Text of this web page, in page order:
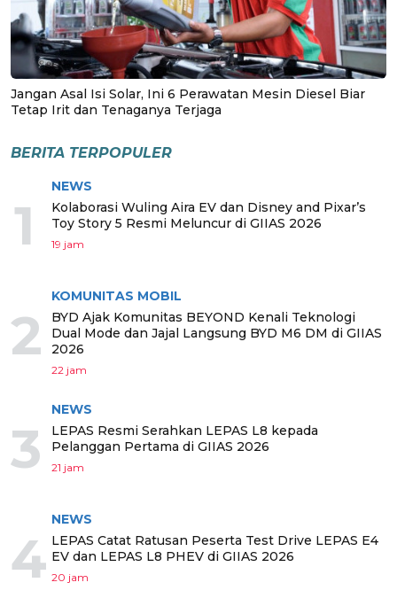
Jangan Asal Isi Solar, Ini 6 Perawatan Mesin Diesel Biar
Tetap Irit dan Tenaganya Terjaga
BERITA TERPOPULER
1
NEWS
Kolaborasi Wuling Aira EV dan Disney and Pixar’s
Toy Story 5 Resmi Meluncur di GIIAS 2026
19 jam
2
KOMUNITAS MOBIL
BYD Ajak Komunitas BEYOND Kenali Teknologi
Dual Mode dan Jajal Langsung BYD M6 DM di GIIAS
2026
22 jam
3
NEWS
LEPAS Resmi Serahkan LEPAS L8 kepada
Pelanggan Pertama di GIIAS 2026
21 jam
4
NEWS
LEPAS Catat Ratusan Peserta Test Drive LEPAS E4
EV dan LEPAS L8 PHEV di GIIAS 2026
20 jam